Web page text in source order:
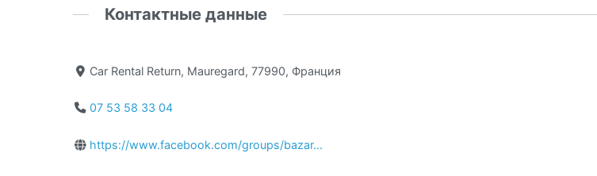
Контактные данные
Car Rental Return, Mauregard, 77990, Франция
07 53 58 33 04
https://www.facebook.com/groups/bazar...